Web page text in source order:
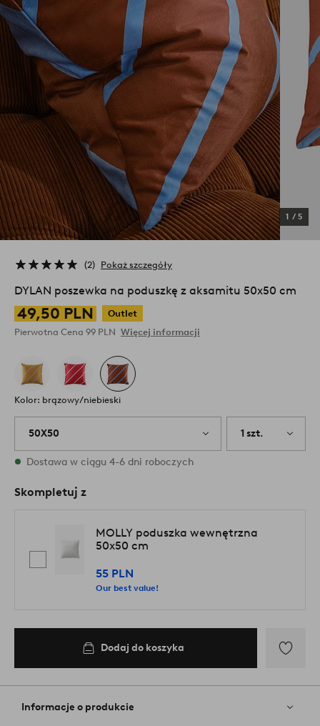
1 / 5
2 Pokaż szczegóły
DYLAN poszewka na poduszkę z aksamitu 50x50 cm
49,50 PLN
Outlet
Pierwotna Cena 99 PLN Więcej informacji
Kolor: brązowy/niebieski
50X50 1 szt.
W magazynie
Dostawa w ciągu 4-6 dni roboczych
Skompletuj z
MOLLY poduszka wewnętrzna
50x50 cm
55 PLN
Our best value!
Dodaj do koszyka
do
Informacje o produkcie